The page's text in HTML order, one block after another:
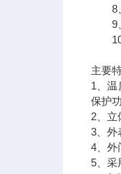
8、
9、
10
主要
1、
保护
2、立
3、外
4、外
5、采